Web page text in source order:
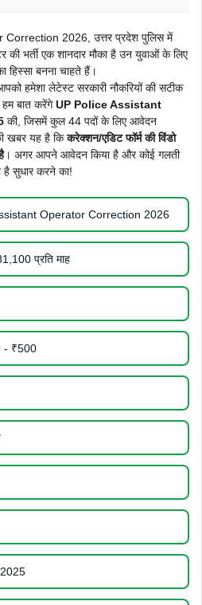
2026, उत्तर प्रदेश पुलिस में
भर्ती एक शानदार मौका है उन युवाओं के लिए
हिस्सा बनना चाहते हैं।
हमेशा लेटेस्ट सरकारी नौकरियों की सटीक
बात करेंगेUP Police Assistant
की, जिसमें कुल 44 पदों के लिए आवेदन
खबर यह है किकरेक्शन/एडिट फॉर्म की विंडो
। अगर आपने आवेदन किया है और कोई गलती
है सुधार करने का!
Operator Correction 2026
प्रति माह
- ₹500